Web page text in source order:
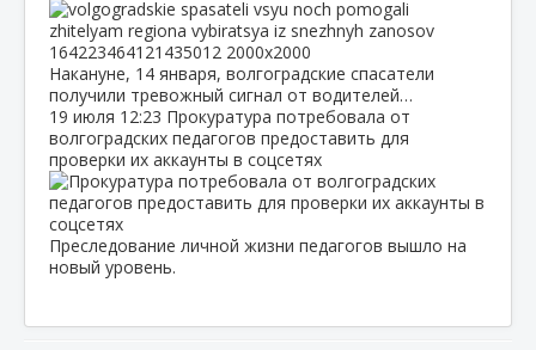
Накануне, 14 января, волгоградские спасатели
получили тревожный сигнал от водителей…
19 июля 12:23 Прокуратура потребовала от
волгоградских педагогов предоставить для
проверки их аккаунты в соцсетях
Преследование личной жизни педагогов вышло на
новый уровень.